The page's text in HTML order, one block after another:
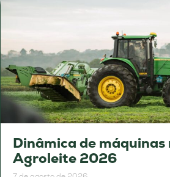
Dinâmica de
Agroleite 2026